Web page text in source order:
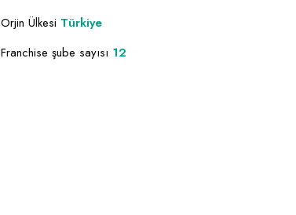
Orjin Ülkesi Türkiye
Franchise şube sayısı 12